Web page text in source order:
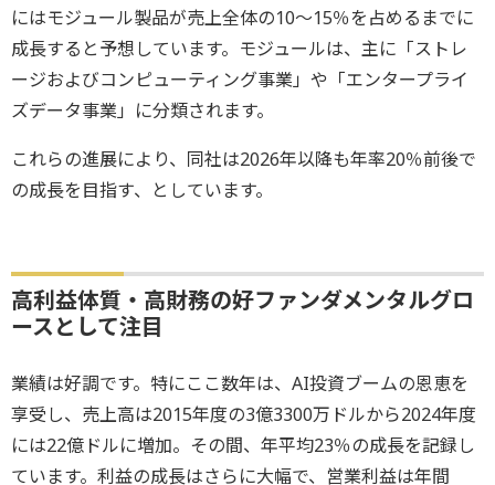
にはモジュール製品が売上全体の10～15％を占めるまでに
成長すると予想しています。モジュールは、主に「ストレ
ージおよびコンピューティング事業」や「エンタープライ
ズデータ事業」に分類されます。
これらの進展により、同社は2026年以降も年率20％前後で
の成長を目指す、としています。
高利益体質・高財務の好ファンダメンタルグロ
ースとして注目
業績は好調です。特にここ数年は、AI投資ブームの恩恵を
享受し、売上高は2015年度の3億3300万ドルから2024年度
には22億ドルに増加。その間、年平均23％の成長を記録し
ています。利益の成長はさらに大幅で、営業利益は年間